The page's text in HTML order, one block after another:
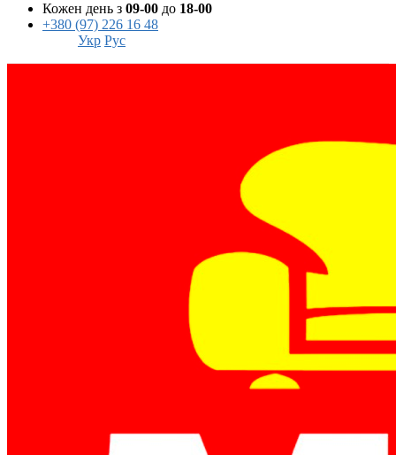
Кожен день з 09-00 до 18-00
+380 (97) 226 16 48
Укр Рус